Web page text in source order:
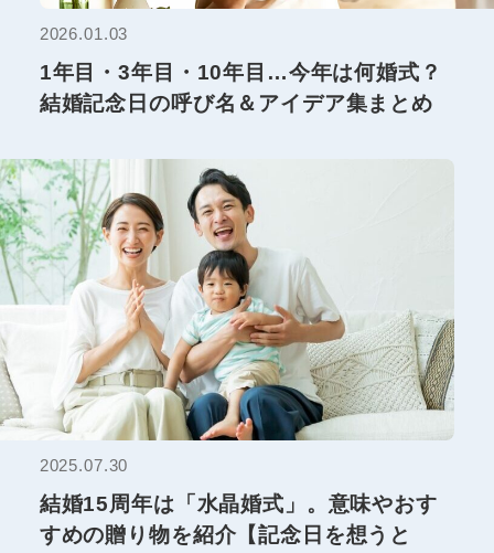
2026.01.03
1年目・3年目・10年目…今年は何婚式？
結婚記念日の呼び名＆アイデア集まとめ
2025.07.30
結婚15周年は「水晶婚式」。意味やおす
すめの贈り物を紹介【記念日を想うと